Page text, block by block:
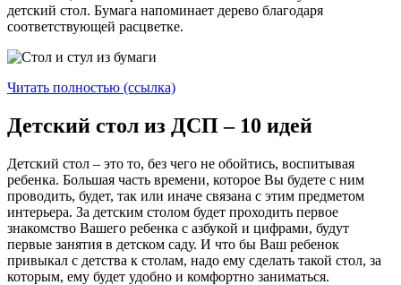
детский стол. Бумага напоминает дерево благодаря
соответствующей расцветке.
Читать полностью (ссылка)
Детский стол из ДСП – 10 идей
Детский стол – это то, без чего не обойтись, воспитывая
ребенка. Большая часть времени, которое Вы будете с ним
проводить, будет, так или иначе связана с этим предметом
интерьера. За детским столом будет проходить первое
знакомство Вашего ребенка с азбукой и цифрами, будут
первые занятия в детском саду. И что бы Ваш ребенок
привыкал с детства к столам, надо ему сделать такой стол, за
которым, ему будет удобно и комфортно заниматься.